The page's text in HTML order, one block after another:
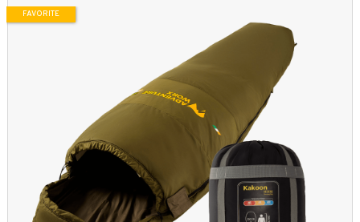
FAVORITE